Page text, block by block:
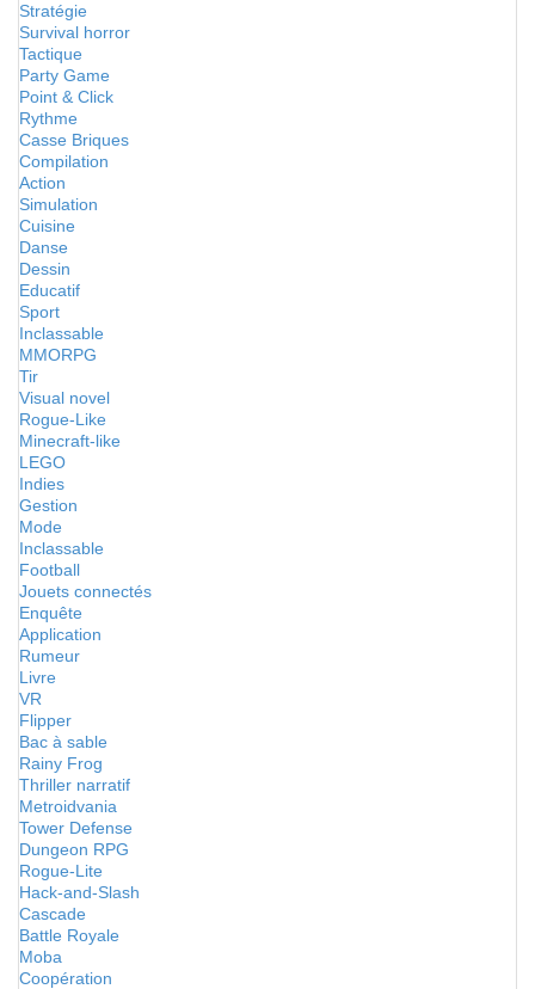
Stratégie
Survival horror
Tactique
Party Game
Point & Click
Rythme
Casse Briques
Compilation
Action
Simulation
Cuisine
Danse
Dessin
Educatif
Sport
Inclassable
MMORPG
Tir
Visual novel
Rogue-Like
Minecraft-like
LEGO
Indies
Gestion
Mode
Inclassable
Football
Jouets connectés
Enquête
Application
Rumeur
Livre
VR
Flipper
Bac à sable
Rainy Frog
Thriller narratif
Metroidvania
Tower Defense
Dungeon RPG
Rogue-Lite
Hack-and-Slash
Cascade
Battle Royale
Moba
Coopération